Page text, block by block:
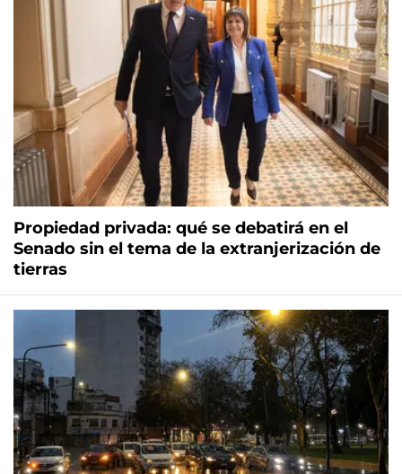
Propiedad privada: qué se debatirá en el
Senado sin el tema de la extranjerización de
tierras